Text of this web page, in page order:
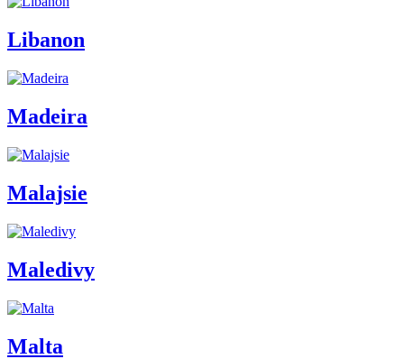
Libanon
Madeira
Malajsie
Maledivy
Malta